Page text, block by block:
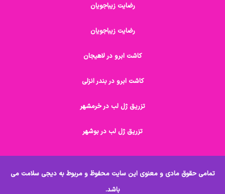
رضایت زیباجویان
رضایت زیباجویان
کاشت ابرو در لاهیجان
کاشت ابرو در بندر انزلی
تزریق ژل لب در خرمشهر
تزریق ژل لب در بوشهر
تمامی حقوق مادی و معنوی این سایت محفوظ و مربوط به دیجی سلامت می
باشد.